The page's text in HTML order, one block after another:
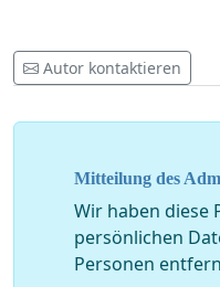
Autor kontaktieren
Mitteilung des
Wir haben diese
persönlichen
Personen